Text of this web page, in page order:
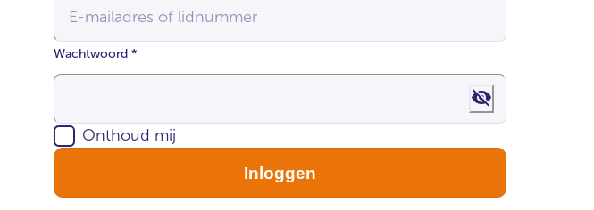
Wachtwoord *
Onthoud mij
Inloggen